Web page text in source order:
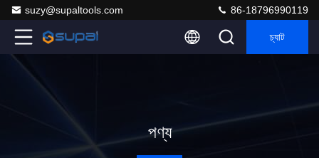
suzy@supaltools.com 86-18796990119
চ্যাট
পণ্য